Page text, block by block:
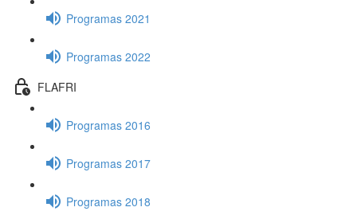
Programas 2021
Programas 2022
FLAFRI
Programas 2016
Programas 2017
Programas 2018